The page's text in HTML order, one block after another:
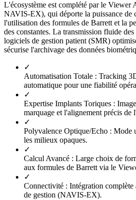
L'écosystème est complété par le Viewer
NAVIS-EX), qui déporte la puissance de
l'utilisation des formules de Barrett et la
des constantes. La transmission fluide
logiciels de gestion patient (SMR)
sécurise l'archivage des données
✓
Automatisation Totale : Tracking
automatique pour une fiabilité
✓
Expertise Implants Toriques :
marquage et l'alignement précis de
✓
Polyvalence Optique/Echo : Mode
les milieux opaques.
✓
Calcul Avancé : Large choix de
aux formules de Barrett via le
✓
Connectivité : Intégration complète
de gestion (NAVIS-EX).